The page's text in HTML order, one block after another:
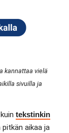
kannattaa vielä
sivuilla ja
tekstinkin
aikaa ja